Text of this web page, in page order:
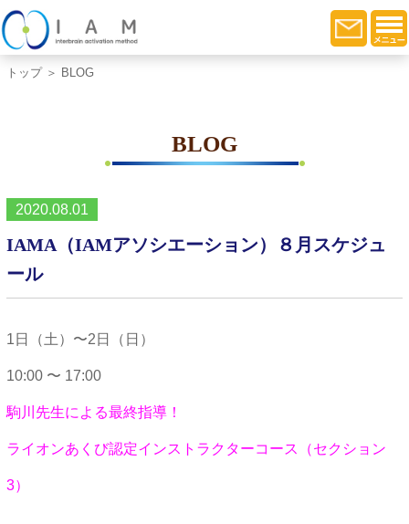
トップ＞ BLOG
BLOG
2020.08.01
IAMA（IAMアソシエーション）８月スケジュ
ール
1日（土）〜2日（日）
10:00 〜 17:00
駒川先生による最終指導！
ライオンあくび認定インストラクターコース（セクション
3）